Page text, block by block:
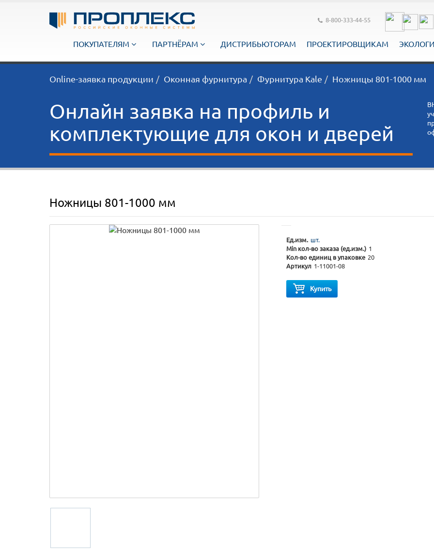
8-800-333-44-55
ПОКУПАТЕЛЯМ ПАРТНЁРАМ ДИСТРИБЬЮТОРАМ ПРОЕКТИРОВЩИКАМ
Online-заявка продукции Оконная фурнитура Фурнитура Kale Ножницы 801-1000 мм
Онлайн заявка на профиль и
комплектующие для окон и дверей
Ножницы 801-1000 мм
Ед.изм. шт.
Min кол-во заказа (ед.изм.) 1
Кол-во единиц в упаковке 20
Артикул 1-11001-08
Купить